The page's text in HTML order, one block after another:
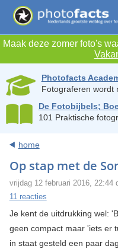
Maak deze zomer foto's
Photofacts
Fotograferen wordt
De Fotobijbels;
101 Praktische
home
Op stap met de
vrijdag 12 februari 2016, 22:44
11 reacties
Je kent de uitdrukking wel:
geen compact maar 'iets er
in staat gesteld een paar